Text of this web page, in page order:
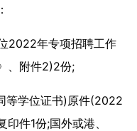
2022年专项招聘工作
、附件2)2份;
等学位证书)原件(2022
件1份;国外或港、